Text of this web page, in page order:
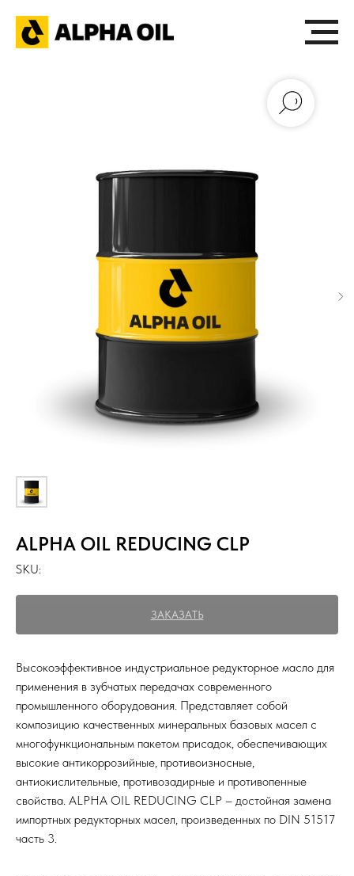
ALPHA OIL REDUCING CLP
SKU:
ЗАКАЗАТЬ
Высокоэффективное индустриальное редукторное масло для
применения в зубчатых передачах современного
промышленного оборудования. Представляет собой
композицию качественных минеральных базовых масел с
многофункциональным пакетом присадок, обеспечивающих
высокие антикоррозийные, противоизносные,
антиокислительные, противозадирные и противопенные
свойства. ALPHA OIL REDUCING CLP – достойная замена
импортных редукторных масел, произведенных по DIN 51517
часть 3.